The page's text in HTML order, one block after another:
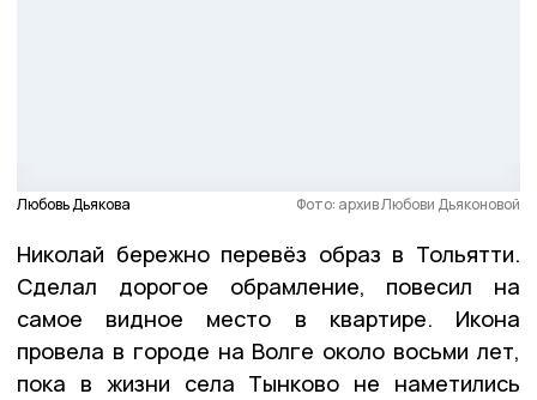
Любовь Дьякова Фото: архив Любови Дьяконовой
Николай бережно перевёз образ в Тольятти.
Сделал дорогое обрамление, повесил на
самое видное место в квартире. Икона
провела в городе на Волге около восьми лет,
пока в жизни села Тынково не наметились